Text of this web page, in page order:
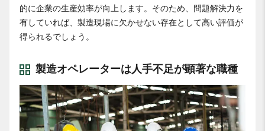
的に企業の生産効率が向上します。そのため、問題解決力を
有していれば、製造現場に欠かせない存在として高い評価が
得られるでしょう。
製造オペレーターは人手不足が顕著な職種